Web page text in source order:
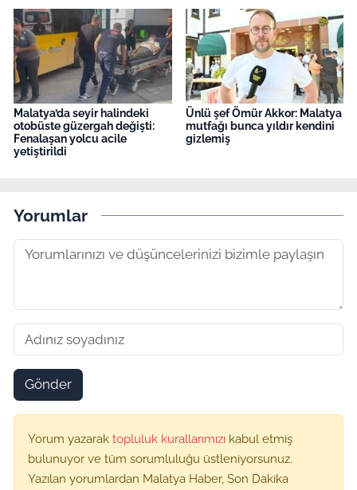
Malatya’da seyir halindeki
otobüste güzergah değişti:
Fenalaşan yolcu acile
yetiştirildi
Ünlü şef Ömür Akkor: Malatya
mutfağı bunca yıldır kendini
gizlemiş
Yorumlar
Gönder
Yorum yazarak topluluk kurallarımızı kabul etmiş
bulunuyor ve tüm sorumluluğu üstleniyorsunuz.
Yazılan yorumlardan Malatya Haber, Son Dakika